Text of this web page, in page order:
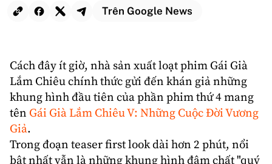
Trên Google News
Cách đây ít giờ, nhà sản xuất loạt phim Gái Già
Lắm Chiêuchính thức gửi đến khán giả những
khung hình đầu tiên của phần phim thứ 4 mang
tên Gái Già Lắm Chiêu V: Những Cuộc Đời Vương
Giả.
Trong đoạn teaser first look dài hơn 2 phút, nổi
bật nhất vẫn là những khung hình đậm chất "quý